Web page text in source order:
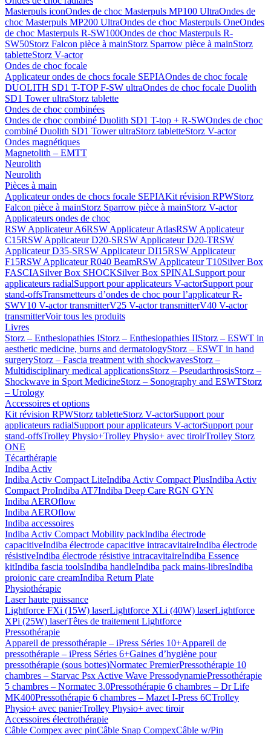
Masterpuls iconOndes de choc Masterpuls MP100 UltraOndes de
choc Masterpuls MP200 UltraOndes de choc Masterpuls OneOndes
de choc Masterpuls R-SW100Ondes de choc Masterpuls R-
SW50Storz Falcon pièce à mainStorz Sparrow pièce à mainStorz
tabletteStorz V-actor
Ondes de choc focale
Applicateur ondes de chocs focale SEPIAOndes de choc focale
DUOLITH SD1 T-TOP F-SW ultraOndes de choc focale Duolith
SD1 Tower ultraStorz tablette
Ondes de choc combinées
Ondes de choc combiné Duolith SD1 T-top + R-SWOndes de choc
combiné Duolith SD1 Tower ultraStorz tabletteStorz V-actor
Ondes magnétiques
Magnetolith – EMTT
Neurolith
Neurolith
Pièces à main
Applicateur ondes de chocs focale SEPIAKit révision RPWStorz
Falcon pièce à mainStorz Sparrow pièce à mainStorz V-actor
Applicateurs ondes de choc
RSW Applicateur A6RSW Applicateur AtlasRSW Applicateur
C15RSW Applicateur D20-SRSW Applicateur D20-TRSW
Applicateur D35-SRSW Applicateur DI15RSW Applicateur
F15RSW Applicateur R040 BeamRSW Applicateur T10Silver Box
FASCIASilver Box SHOCKSilver Box SPINALSupport pour
applicateurs radialSupport pour applicateurs V-actorSupport pour
stand-offsTransmetteurs d’ondes de choc pour l’applicateur R-
SWV10 V-actor transmitterV25 V-actor transmitterV40 V-actor
transmitterVoir tous les produits
Livres
Storz – Enthesiopathies IStorz – Enthesiopathies IIStorz – ESWT in
aesthetic medicine, burns and dermatologyStorz – ESWT in hand
surgeryStorz – Fascia treatment with shockwavesStorz –
Multidisciplinary medical applicationsStorz – PseudarthrosisStorz –
Shockwave in Sport MedicineStorz – Sonography and ESWTStorz
– Urology
Accessoires et options
Kit révision RPWStorz tabletteStorz V-actorSupport pour
applicateurs radialSupport pour applicateurs V-actorSupport pour
stand-offsTrolley Physio+Trolley Physio+ avec tiroirTrolley Storz
ONE
Técarthérapie
Indiba Activ
Indiba Activ Compact LiteIndiba Activ Compact PlusIndiba Activ
Compact ProIndiba AT7Indiba Deep Care RGN GYN
Indiba AEROflow
Indiba AEROflow
Indiba accessoires
Indiba Activ Compact Mobility packIndiba électrode
capacitiveIndiba électrode capacitive intracavitaireIndiba électrode
résistiveIndiba électrode résistive intracavitaireIndiba Essence
kitIndiba fascia toolsIndiba handleIndiba pack mains-libresIndiba
proionic care creamIndiba Return Plate
Physiothérapie
Laser haute puissance
Lightforce FXi (15W) laserLightforce XLi (40W) laserLightforce
XPi (25W) laserTêtes de traitement Lightforce
Pressothérapie
Appareil de pressothérapie – iPress Séries 10+Appareil de
pressothérapie – iPress Séries 6+Gaines d’hygiène pour
pressothérapie (sous bottes)Normatec PremierPressothérapie 10
chambres – Starvac Psx Active Wave PressodynamiePressothérapie
5 chambres – Normatec 3.0Pressothérapie 6 chambres – Dr Life
MK400Pressothérapie 6 chambres – Mazet I-Press 6CTrolley
Physio+ avec panierTrolley Physio+ avec tiroir
Accessoires électrothérapie
Câble Compex avec pinCâble Snap CompexCâble w/Pin